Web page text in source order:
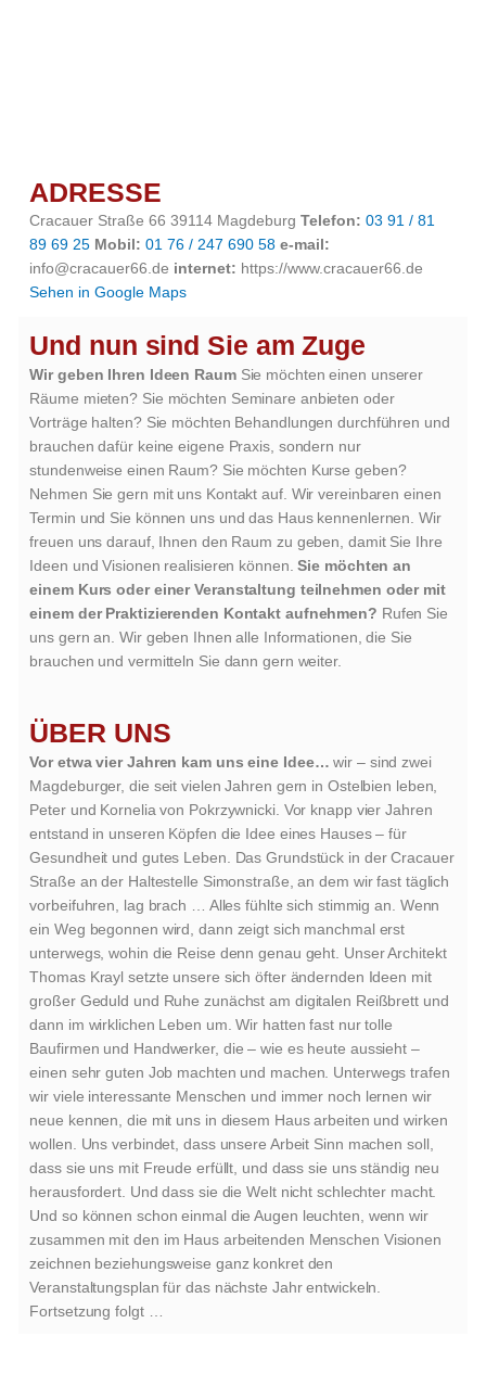
ADRESSE
Cracauer Straße 66 39114 MagdeburgTelefon: 03 91 / 81
89 69 25 Mobil: 01 76 / 247 690 58 e-mail:
info@cracauer66.de internet: https://www.cracauer66.de
Sehen in Google Maps
Und nun sind Sie am Zuge
Wir geben Ihren Ideen RaumSie möchten einen unserer
Räume mieten? Sie möchten Seminare anbieten oder
Vorträge halten? Sie möchten Behandlungen durchführen und
brauchen dafür keine eigene Praxis, sondern nur
stundenweise einen Raum? Sie möchten Kurse geben?
Nehmen Sie gern mit uns Kontakt auf. Wir vereinbaren einen
Termin und Sie können uns und das Haus kennenlernen. Wir
freuen uns darauf, Ihnen den Raum zu geben, damit Sie Ihre
Ideen und Visionen realisieren können.Sie möchten an
einem Kurs oder einer Veranstaltung teilnehmen oder mit
einem der Praktizierenden Kontakt aufnehmen? Rufen Sie
uns gern an. Wir geben Ihnen alle Informationen, die Sie
brauchen und vermitteln Sie dann gern weiter.
ÜBER UNS
Vor etwa vier Jahren kam uns eine Idee… wir – sind zwei
Magdeburger, die seit vielen Jahren gern in Ostelbien leben,
Peter und Kornelia von Pokrzywnicki. Vor knapp vier Jahren
entstand in unseren Köpfen die Idee eines Hauses – für
Gesundheit und gutes Leben. Das Grundstück in der Cracauer
Straße an der Haltestelle Simonstraße, an dem wir fast täglich
vorbeifuhren, lag brach … Alles fühlte sich stimmig an. Wenn
ein Weg begonnen wird, dann zeigt sich manchmal erst
unterwegs, wohin die Reise denn genau geht. Unser Architekt
Thomas Krayl setzte unsere sich öfter ändernden Ideen mit
großer Geduld und Ruhe zunächst am digitalen Reißbrett und
dann im wirklichen Leben um. Wir hatten fast nur tolle
Baufirmen und Handwerker, die – wie es heute aussieht –
einen sehr guten Job machten und machen. Unterwegs trafen
wir viele interessante Menschen und immer noch lernen wir
neue kennen, die mit uns in diesem Haus arbeiten und wirken
wollen. Uns verbindet, dass unsere Arbeit Sinn machen soll,
dass sie uns mit Freude erfüllt, und dass sie uns ständig neu
herausfordert. Und dass sie die Welt nicht schlechter macht.
Und so können schon einmal die Augen leuchten, wenn wir
zusammen mit den im Haus arbeitenden Menschen Visionen
zeichnen beziehungsweise ganz konkret den
Veranstaltungsplan für das nächste Jahr entwickeln.
Fortsetzung folgt …